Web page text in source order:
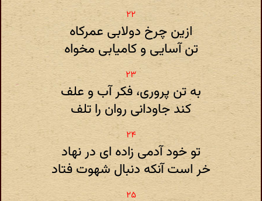
ازین چرخ دولابی عمرکاه
تن آسایی و کامیابی مخواه
به تن پروری، فکر آب و علف
کند جاودانی روان را تلف
تو خود آدمی زاده ای در نهاد
خر است آنکه دنبال شهوت فتاد